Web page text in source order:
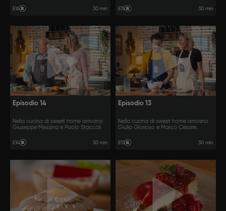
E16 30 min E15 30 min
Episodio 14
Nella cucina di sweet home arrivano
Giuseppe Messina e Paolo Staccoli.
E14 30 min
Episodio 13
Nella cucina di sweet home arrivano
Giulia Glorioso e Marco Cesare
E13 30 min